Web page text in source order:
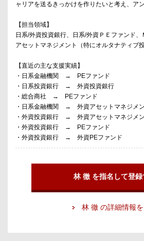
ャリアを送るきっかけを作りたいと考え、ア
【担当領域】
日系/外資投資銀行、日系/外資ＰＥファンド、
アセットマネジメント（特にオルタナティブ
【直近の主な支援実績】
・日系金融機関 → PEファンド
・日系投資銀行 → 外資投資銀行
・総合商社 → PEファンド
・日系金融機関 → 外資アセットマネジメン
・外資投資銀行 → 外資アセットマネジメン
・外資投資銀行 → PEファンド
・外資投資銀行 → 外資PEファンド
林 徹 を指名して登録
林 徹 の詳細情報